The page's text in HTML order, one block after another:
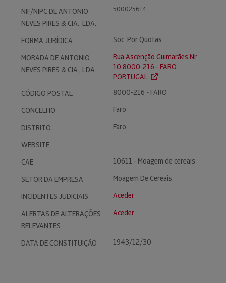
NIF/NIPC DE ANTONIO
NEVES PIRES & CIA., LDA.
500025614
FORMA JURÍDICA
Soc. Por Quotas
MORADA DE ANTONIO
NEVES PIRES & CIA., LDA.
Rua Ascenção Guimarães Nr.
10 8000-216 - FARO.
PORTUGAL.
CÓDIGO POSTAL
8000-216 - FARO
CONCELHO
Faro
DISTRITO
Faro
WEBSITE
CAE
10611 - Moagem de cereais
SETOR DA EMPRESA
Moagem De Cereais
INCIDENTES JUDICIAIS
Aceder
ALERTAS DE ALTERAÇÕES
RELEVANTES
Aceder
DATA DE CONSTITUIÇÃO 1943/12/30